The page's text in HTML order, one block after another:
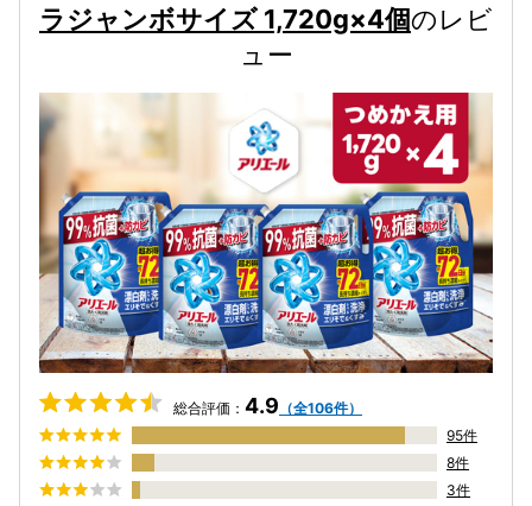
ラジャンボサイズ 1,720g×4個のレビ
ュー
総合評価： 4.9 （全106件）
95件
8件
3件